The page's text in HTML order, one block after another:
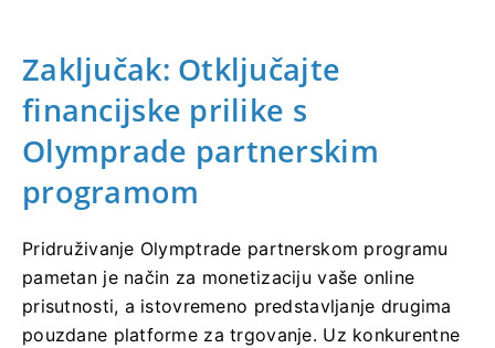
Zaključak: Otključajte
financijske prilike s
Olymprade partnerskim
programom
Pridruživanje Olymptrade partnerskom programu
pametan je način za monetizaciju vaše online
prisutnosti, a istovremeno predstavljanje drugima
pouzdane platforme za trgovanje. Uz konkurentne